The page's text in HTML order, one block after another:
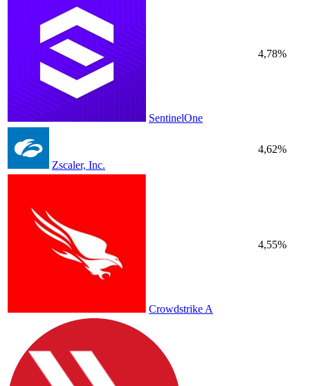
SentinelOne
4,78%
Zscaler, Inc.
4,62%
Crowdstrike A
4,55%